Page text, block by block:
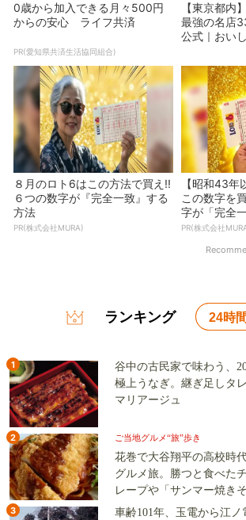
0歳から加入できる月々500円
からの安心 ライフ共済
PR(愛知県共済生活協同組合)
【東京都内
最強の名店
公式｜おい
８月のロト6はこの方法で買え!!
６つの数字が『完全一致』する
方法
PR(株式会社MURA)
【昭和43年
この数字を
字が「完全
PR(株式会社
ランキング 24時間
1
谷中の古民家で味わう、
極上うなぎ。継ぎ足しタ
マリアージュ
2 ご当地グルメ“旅”歩き
花巻で大谷翔平の高校時
グルメ旅。勝つと食べた
レープや「サンマー焼き
3
車齢101年、玉電から江ノ